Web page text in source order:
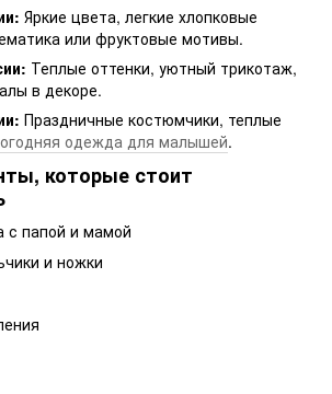
Яркие цвета, легкие хлопковые
или фруктовые мотивы.
Теплые оттенки, уютный трикотаж,
в декоре.
Праздничные костюмчики, теплые
одежда для малышей.
которые стоит
с папой и мамой
и ножки